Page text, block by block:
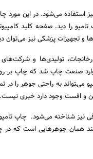
استفاده می‌شود. در این مورد
را دید. صفحه کلید
و تجهیزات پزشکی نیز می‌توان
تولیدی‌ها و
وارد صنعت چاپ شد که چاپ
به راحتی جوهر را
و افست وجود دارد خبری نیست.
همان جوهرهایی است که